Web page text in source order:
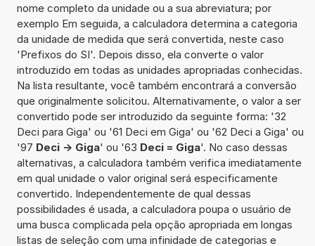
nome completo da unidade ou a sua abreviatura; por
exemplo Em seguida, a calculadora determina a categoria
da unidade de medida que será convertida, neste caso
'Prefixos do SI'. Depois disso, ela converte o valor
introduzido em todas as unidades apropriadas conhecidas.
Na lista resultante, você também encontrará a conversão
que originalmente solicitou. Alternativamente, o valor a ser
convertido pode ser introduzido da seguinte forma: '32
Deci para Giga' ou '61 Deci em Giga' ou '62 Deci a Giga' ou
'97 Deci -> Giga' ou '63 Deci = Giga'. No caso dessas
alternativas, a calculadora também verifica imediatamente
em qual unidade o valor original será especificamente
convertido. Independentemente de qual dessas
possibilidades é usada, a calculadora poupa o usuário de
uma busca complicada pela opção apropriada em longas
listas de seleção com uma infinidade de categorias e